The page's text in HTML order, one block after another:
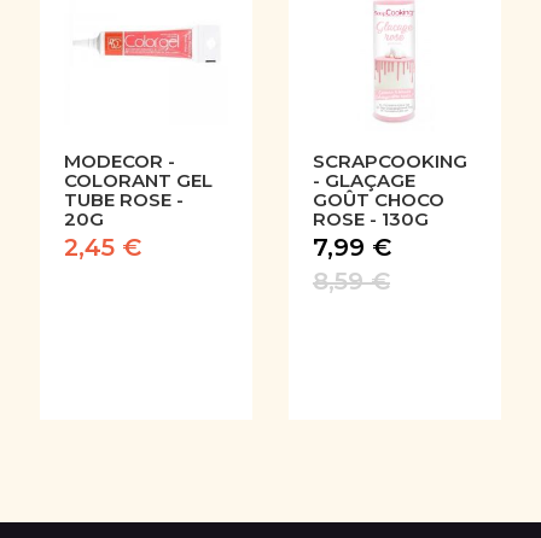
MODECOR -
COLORANT GEL
TUBE ROSE -
20G
2,45 €
SCRAPCOOKING
- GLAÇAGE
GOÛT CHOCO
ROSE - 130G
7,99 €
8,59 €